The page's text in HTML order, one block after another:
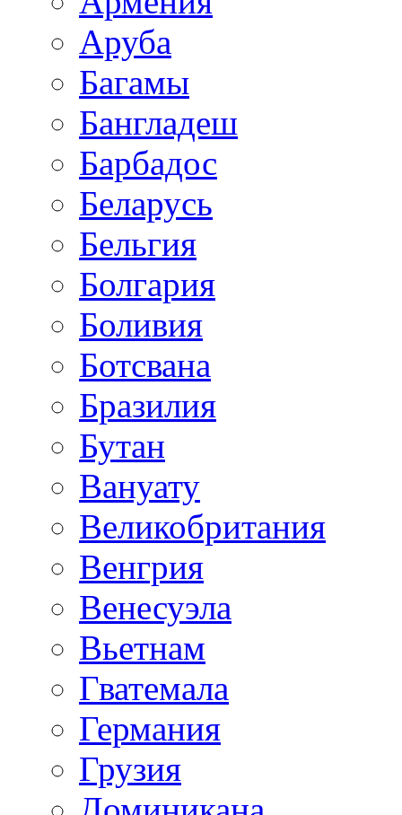
Аруба
Багамы
Бангладеш
Барбадос
Беларусь
Бельгия
Болгария
Боливия
Ботсвана
Бразилия
Бутан
Вануату
Великобритания
Венгрия
Венесуэла
Вьетнам
Гватемала
Германия
Грузия